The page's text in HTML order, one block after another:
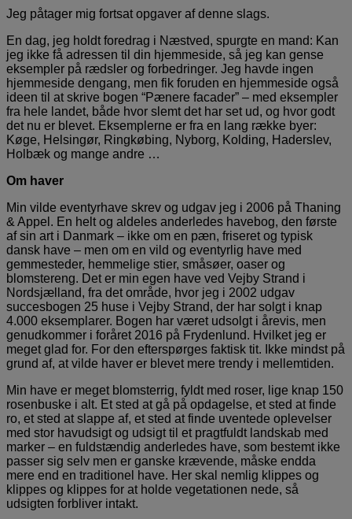
Jeg påtager mig fortsat opgaver af denne slags.
En dag, jeg holdt foredrag i Næstved, spurgte en mand: Kan
jeg ikke få adressen til din hjemmeside, så jeg kan gense
eksempler på rædsler og forbedringer. Jeg havde ingen
hjemmeside dengang, men fik foruden en hjemmeside også
ideen til at skrive bogen “Pænere facader” – med eksempler
fra hele landet, både hvor slemt det har set ud, og hvor godt
det nu er blevet. Eksemplerne er fra en lang række byer:
Køge, Helsingør, Ringkøbing, Nyborg, Kolding, Haderslev,
Holbæk og mange andre …
Om haver
Min vilde eventyrhave skrev og udgav jeg i 2006 på Thaning
& Appel. En helt og aldeles anderledes havebog, den første
af sin art i Danmark – ikke om en pæn, friseret og typisk
dansk have – men om en vild og eventyrlig have med
gemmesteder, hemmelige stier, småsøer, oaser og
blomstereng. Det er min egen have ved Vejby Strand i
Nordsjælland, fra det område, hvor jeg i 2002 udgav
succesbogen 25 huse i Vejby Strand, der har solgt i knap
4.000 eksemplarer. Bogen har været udsolgt i årevis, men
genudkommer i foråret 2016 på Frydenlund. Hvilket jeg er
meget glad for. For den efterspørges faktisk tit. Ikke mindst på
grund af, at vilde haver er blevet mere trendy i mellemtiden.
Min have er meget blomsterrig, fyldt med roser, lige knap 150
rosenbuske i alt. Et sted at gå på opdagelse, et sted at finde
ro, et sted at slappe af, et sted at finde uventede oplevelser
med stor havudsigt og udsigt til et pragtfuldt landskab med
marker – en fuldstændig anderledes have, som bestemt ikke
passer sig selv men er ganske krævende, måske endda
mere end en traditionel have. Her skal nemlig klippes og
klippes og klippes for at holde vegetationen nede, så
udsigten forbliver intakt.